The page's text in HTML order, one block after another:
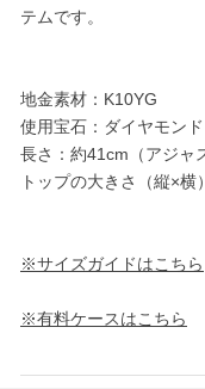
テムです。
地金素材：K10YG
使用宝石：ダイヤモンド
長さ：約41cm（アジャ
トップの大きさ（縦×
※サイズガイドはこちら
※有料ケースはこちら